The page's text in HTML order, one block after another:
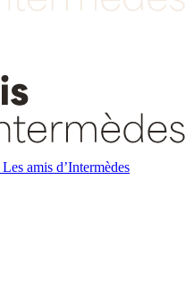
Les amis d’Intermèdes